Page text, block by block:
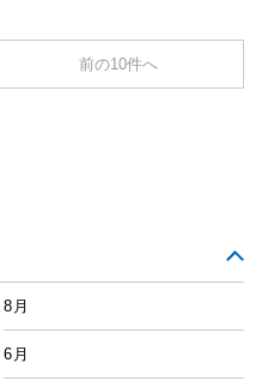
前の10件へ
8月
6月